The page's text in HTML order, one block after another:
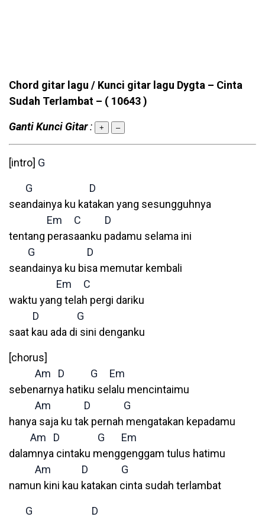
Chord gitar lagu / Kunci gitar lagu Dygta – Cinta
Sudah Terlambat – ( 10643 )
Ganti Kunci Gitar: + –
[intro] G
G
D
seandainya ku katakan yang sesungguhnya
Em
C
D
tentang perasaanku padamu selama ini
G
D
seandainya ku bisa memutar kembali
Em
C
waktu yang telah pergi dariku
D
G
saat kau ada di sini denganku
[chorus]
Am
D G
Em
sebenarnya hatiku selalu mencintaimu
Am
D
G
hanya saja ku tak pernah mengatakan kepadamu
Am
D G
Em
dalamnya cintaku menggenggam tulus hatimu
Am
D
G
namun kini kau katakan cinta sudah terlambat
G
D